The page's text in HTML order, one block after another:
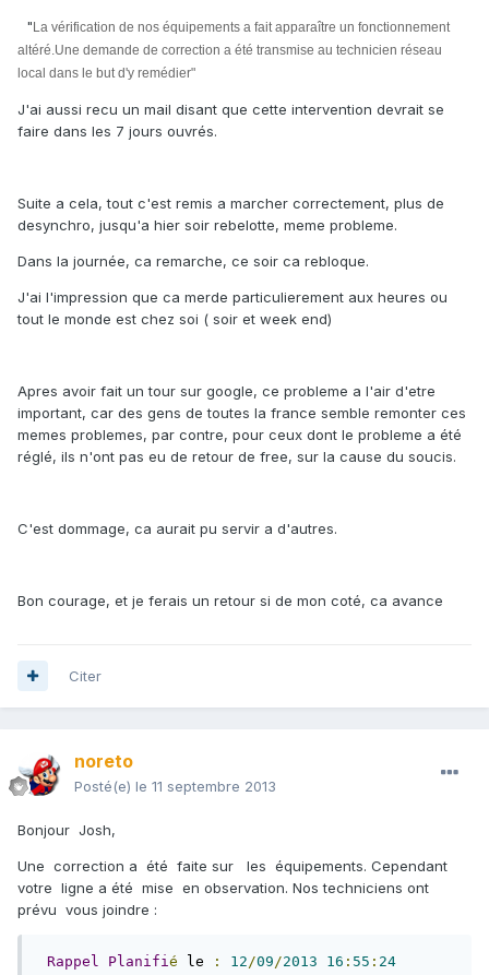
"La vérification de nos équipements a fait apparaître un fonctionnement
altéré. Une demande de correction a été transmise au technicien réseau
local dans le but d'y remédier"
J'ai aussi recu un mail disant que cette intervention devrait se
faire dans les 7 jours ouvrés.
Suite a cela, tout c'est remis a marcher correctement, plus de
desynchro, jusqu'a hier soir rebelotte, meme probleme.
Dans la journée, ca remarche, ce soir ca rebloque.
J'ai l'impression que ca merde particulierement aux heures ou
tout le monde est chez soi ( soir et week end)
Apres avoir fait un tour sur google, ce probleme a l'air d'etre
important, car des gens de toutes la france semble remonter ces
memes problemes, par contre, pour ceux dont le probleme a été
réglé, ils n'ont pas eu de retour de free, sur la cause du soucis.
C'est dommage, ca aurait pu servir a d'autres.
Bon courage, et je ferais un retour si de mon coté, ca avance
Citer
noreto
Posté(e) le 11 septembre 2013
Bonjour Josh,
Une correction a été faite sur les équipements. Cependant
votre ligne a été mise en observation. Nos techniciens ont
prévu vous joindre :
Rappel Planifi é le : 12 /09 /2013 16 : 55 : 24